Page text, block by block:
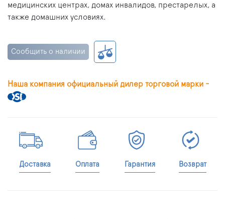
медицинских центрах, домах инвалидов, престарелых, а
также домашних условиях.
Сообщить о наличии
Наша компания официальный дилер торговой марки -
Доставка Оплата Гарантия Возврат